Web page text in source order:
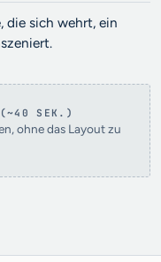
die sich wehrt, ein
(~40 SEK.)
ohne das Layout zu